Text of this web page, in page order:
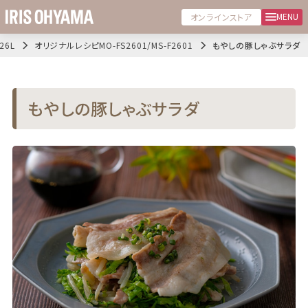
オンラインストア MENU
オリジナルレシピMO-FS2601/MS-F2601 もやしの豚しゃぶサラダ
もやしの豚しゃぶサラダ